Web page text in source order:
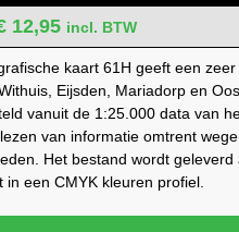
12,95 incl. BTW
kaart 61H geeft een
Eijsden, Mariadorp en
vanuit de 1:25.000 data van
van informatie omtrent
Het bestand wordt
in een CMYK kleuren profiel.